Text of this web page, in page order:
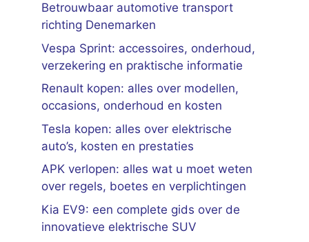
Betrouwbaar automotive transport
richting Denemarken
Vespa Sprint: accessoires, onderhoud,
verzekering en praktische informatie
Renault kopen: alles over modellen,
occasions, onderhoud en kosten
Tesla kopen: alles over elektrische
auto’s, kosten en prestaties
APK verlopen: alles wat u moet weten
over regels, boetes en verplichtingen
Kia EV9: een complete gids over de
innovatieve elektrische SUV